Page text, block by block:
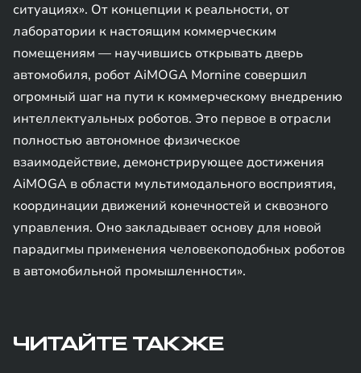
ситуациях». От концепции к реальности, от
лаборатории к настоящим коммерческим
помещениям — научившись открывать дверь
автомобиля, робот AiMOGA Mornine совершил
огромный шаг на пути к коммерческому внедрению
интеллектуальных роботов. Это первое в отрасли
полностью автономное физическое
взаимодействие, демонстрирующее достижения
AiMOGA в области мультимодального восприятия,
координации движений конечностей и сквозного
управления. Оно закладывает основу для новой
парадигмы применения человекоподобных роботов
в автомобильной промышленности».
ЧИТАЙТЕ ТАКЖЕ